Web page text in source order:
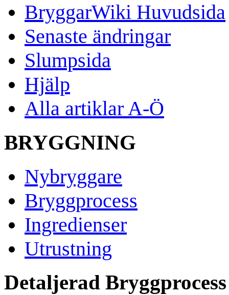
BryggarWiki Huvudsida
Senaste ändringar
Slumpsida
Hjälp
Alla artiklar A-Ö
BRYGGNING
Nybryggare
Bryggprocess
Ingredienser
Utrustning
Detaljerad Bryggprocess